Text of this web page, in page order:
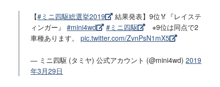
【#ミニ四駆総選挙2019
結果発表】9位🏅『レイステ
ィンガー』#mini4wd #ミニ四駆
※9位は同点で2
車種あります。pic.twitter.com/ZvnPsN1mX5
— ミニ四駆 (タミヤ) 公式アカウント (@mini4wd)2019
年3月29日